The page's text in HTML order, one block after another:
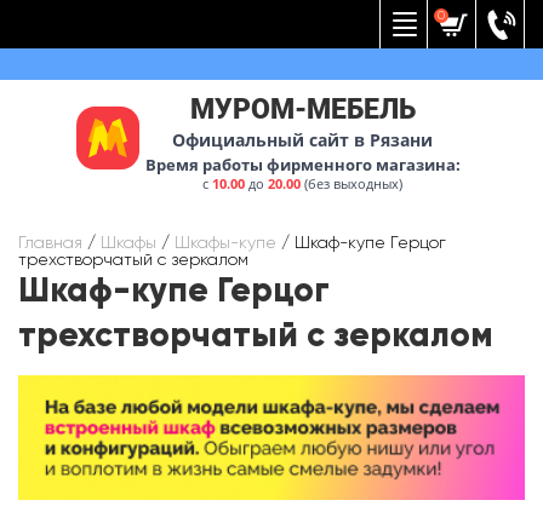
0
МУРОМ-МЕБЕЛЬ
Официальный сайт в Рязани
Время работы фирменного магазина:
с 10.00 до20.00 (без выходных)
Главная / Шкафы / Шкафы-купе / Шкаф-купе Герцог
трехстворчатый с зеркалом
Шкаф-купе Герцог
трехстворчатый с зеркалом